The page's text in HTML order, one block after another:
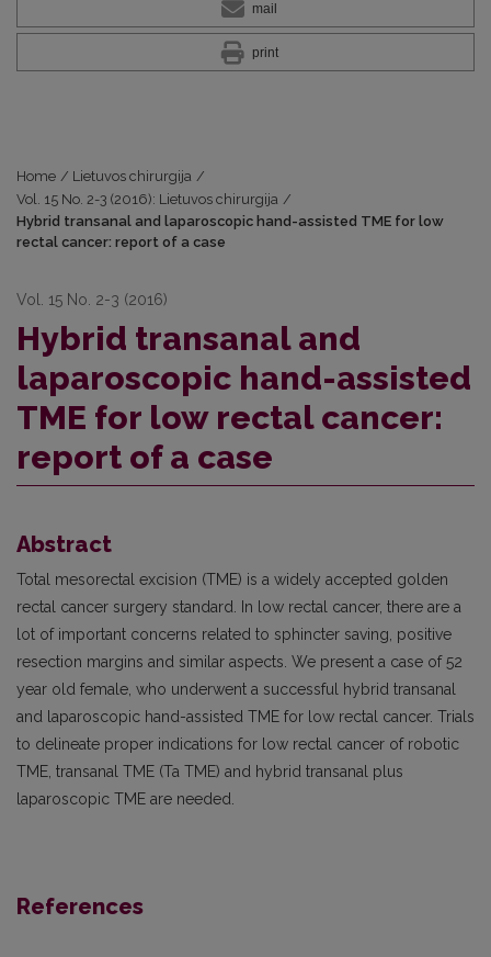
mail
print
Home / Lietuvos chirurgija /
Vol. 15 No. 2-3 (2016): Lietuvos chirurgija /
Hybrid transanal and laparoscopic hand-assisted TME for low
rectal cancer: report of a case
Vol. 15 No. 2-3 (2016)
Hybrid transanal and
laparoscopic hand-assisted
TME for low rectal cancer:
report of a case
Abstract
Total mesorectal excision (TME) is a widely accepted golden
rectal cancer surgery standard. In low rectal cancer, there are a
lot of important concerns related to sphincter saving, positive
resection margins and similar aspects. We present a case of 52
year old female, who underwent a successful hybrid transanal
and laparoscopic hand-assisted TME for low rectal cancer. Trials
to delineate proper indications for low rectal cancer of robotic
TME, transanal TME (Ta TME) and hybrid transanal plus
laparoscopic TME are needed.
References